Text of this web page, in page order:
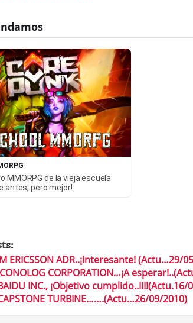
MMORPG de la vieja escuela
antes, pero mejor!
ERICSSON ADR..¡Interesante! (Actu…29/
CORPORATION…¡A
INC., ¡Objetivo cumplido..III!(Actu.16/
TURBINE…….(Actu…26/09/2010)